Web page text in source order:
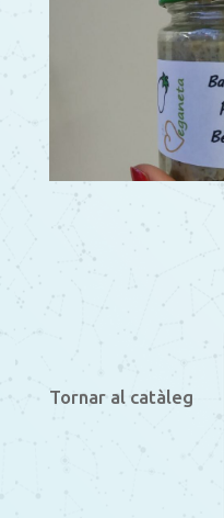
Tornar al catàleg